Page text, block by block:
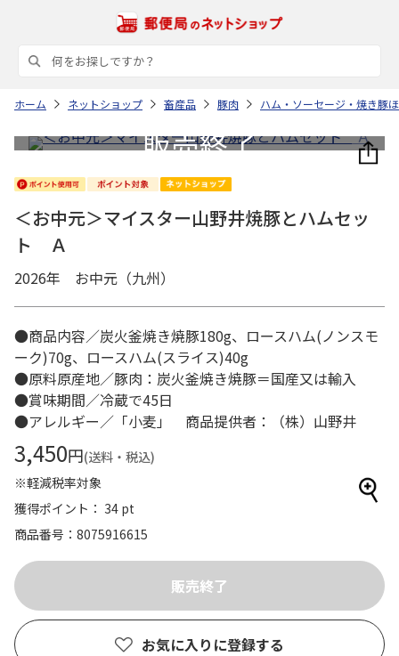
ホーム ネットショップ 畜産品 豚肉 ハム・ソーセージ・焼き豚
＜お中元＞マイスター山野井焼豚とハムセッ
ト Ａ
2026年 お中元（九州）
●商品内容／炭火釜焼き焼豚180g、ロースハム(ノンスモ
ーク)70g、ロースハム(スライス)40g
●原料原産地／豚肉：炭火釜焼き焼豚＝国産又は輸入
●賞味期間／冷蔵で45日
●アレルギー／「小麦」 商品提供者：（株）山野井
3,450円(送料・税込)
※軽減税率対象
獲得ポイント： 34 pt
商品番号
8075916615
お気に入りに登録する